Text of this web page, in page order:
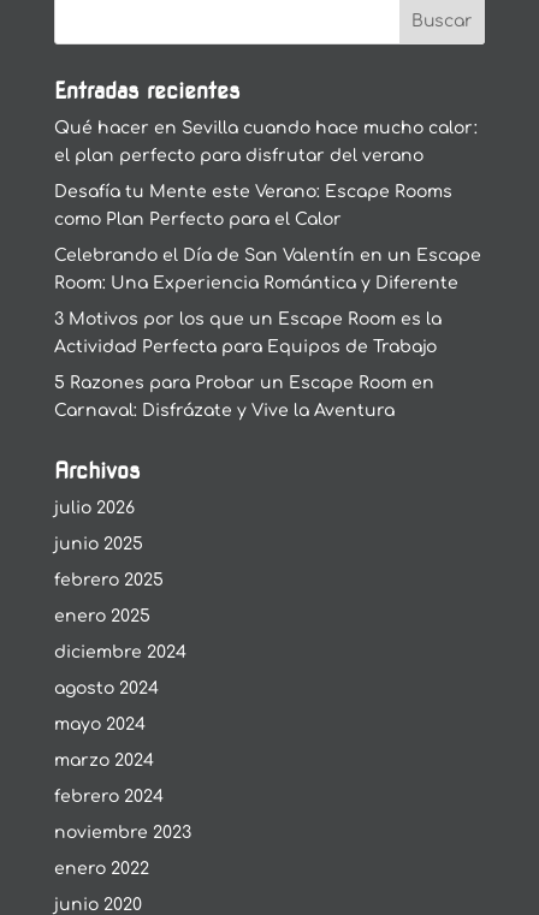
Entradas recientes
Qué hacer en Sevilla cuando hace mucho calor:
el plan perfecto para disfrutar del verano
Desafía tu Mente este Verano: Escape Rooms
como Plan Perfecto para el Calor
Celebrando el Día de San Valentín en un Escape
Room: Una Experiencia Romántica y Diferente
3 Motivos por los que un Escape Room es la
Actividad Perfecta para Equipos de Trabajo
5 Razones para Probar un Escape Room en
Carnaval: Disfrázate y Vive la Aventura
Archivos
julio 2026
junio 2025
febrero 2025
enero 2025
diciembre 2024
agosto 2024
mayo 2024
marzo 2024
febrero 2024
noviembre 2023
enero 2022
junio 2020